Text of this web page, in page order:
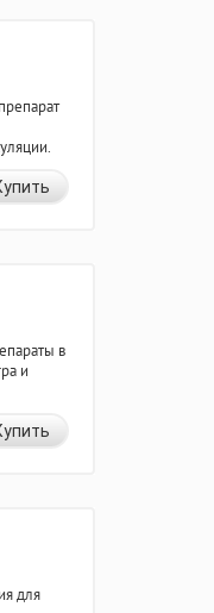
в
и
для